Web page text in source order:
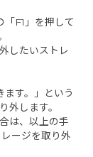
F1」を押して
したいストレ
す。」という
外します。
は、以上の手
ージを取り外